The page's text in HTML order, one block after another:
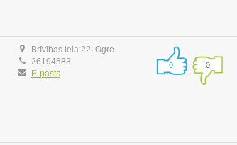
Brīvības iela 22, Ogre
26194583
E-pasts
0 0